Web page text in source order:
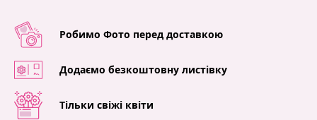
Робимо Фото перед доставкою
Додаємо безкоштовну листівку
Тільки свіжі квіти